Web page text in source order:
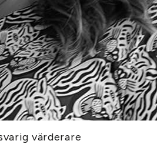
värderare